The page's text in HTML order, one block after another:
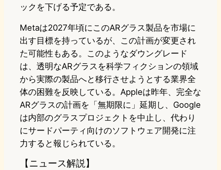
ックを下げる予定である。
Metaは2027年頃にこのARグラス製品を市場に
出す目標を持っているが、この計画が変更され
た可能性もある。このようなダウングレード
は、透明なARグラスを科学フィクションの領域
から実際の製品へと移行させようとする業界全
体の困難を反映している。Appleは昨年、完全な
ARグラスの計画を「無期限に」延期し、Google
は内部のグラスプロジェクトを中止し、代わり
にサードパーティ向けのソフトウェア開発に注
力すると報じられている。
【ニュース解説】